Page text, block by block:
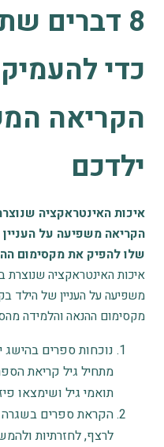
8 דברים
כדי
הקריאה
ילדכם
איכות האינטראקציה
הקריאה משפיעה על
שלו להפיק את מקסימום
איכות האינטראקציה שנוצרת
משפיעה על העניין של הילד
מקסימום ההנאה והלמידה
נוכחות ספרים בהישג
מתחיל גיל קריאת
תואמי גיל ושימצאו
הקראת ספרים בשגרה
לרצף, לחזרתיות